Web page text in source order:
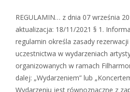
REGULAMIN… z dnia 07 września
aktualizacja: 18/11/2021 § 1.
regulamin określa zasady
uczestnictwa w wydarzeniach
organizowanych w ramach
dalej: „Wydarzeniem” lub
Wydarzeniu jest równoznaczne z